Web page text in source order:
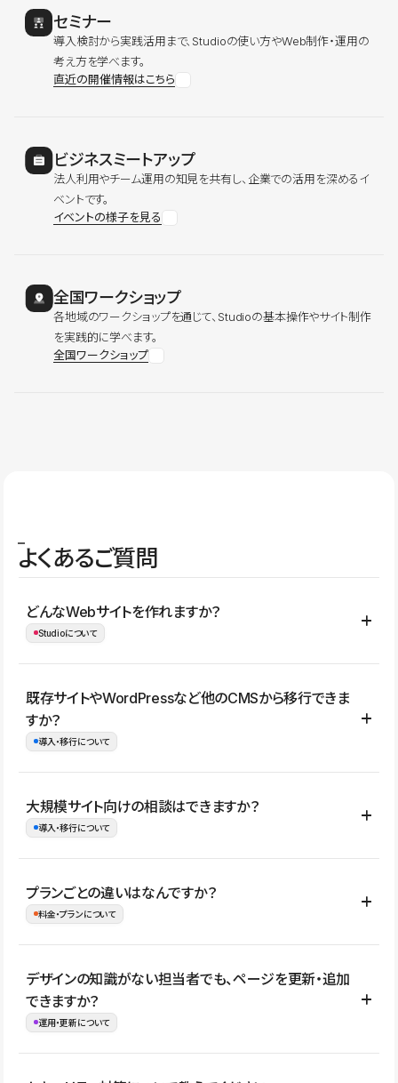
セミナー
導入検討から実践活用まで、Studioの使い方やWeb制作・運用の
考え方を学べます。
直近の開催情報はこちら
ビジネスミートアップ
法人利用やチーム運用の知見を共有し、企業での活用を深めるイ
ベントです。
イベントの様子を見る
全国ワークショップ
各地域のワークショップを通じて、Studioの基本操作やサイト制作
を実践的に学べます。
全国ワークショップ
よくあるご質問
どんなWebサイトを作れますか？
Studioについて
コーポレートサイト、サービスサイト、LP、採用サイト、ブロ
グ・メディア、イベントサイト、店舗・商品紹介サイト、ポートフ
ォリオなど幅広く制作できます。
既存サイトやWordPressなど他のCMSから移行できま
すか？
導入・移行について
はい。既存サイトの構成やコンテンツ、URLを整理したうえで、
Studio上に再構築する形で移行できます。 WordPressの場合は、
イト全体のデザインや設定がそのまま移行されるわけではないた
め、移行後にページ構成やデザイン、CMS設計、URL・リダイレク
大規模サイト向けの相談はできますか？
導入・移行について
はい。アクセス規模が大きいサイトや、複数部門での運用、権限管
理、セキュリティ確認、既存システムとの連携など、個別の要件が
ない段階でも、お問い合わせください。
お問合せはこちら
プランごとの違いはなんですか？
料金・プランについて
公開ページ数、バージョン履歴の期間、CMS利用数の上限、権限
管理の有無などがプランごとに異なります。詳しくは料金プランペ
ージをご覧ください。
デザインの知識がない担当者でも、ページを更新・追加
できますか？
運用・更新について